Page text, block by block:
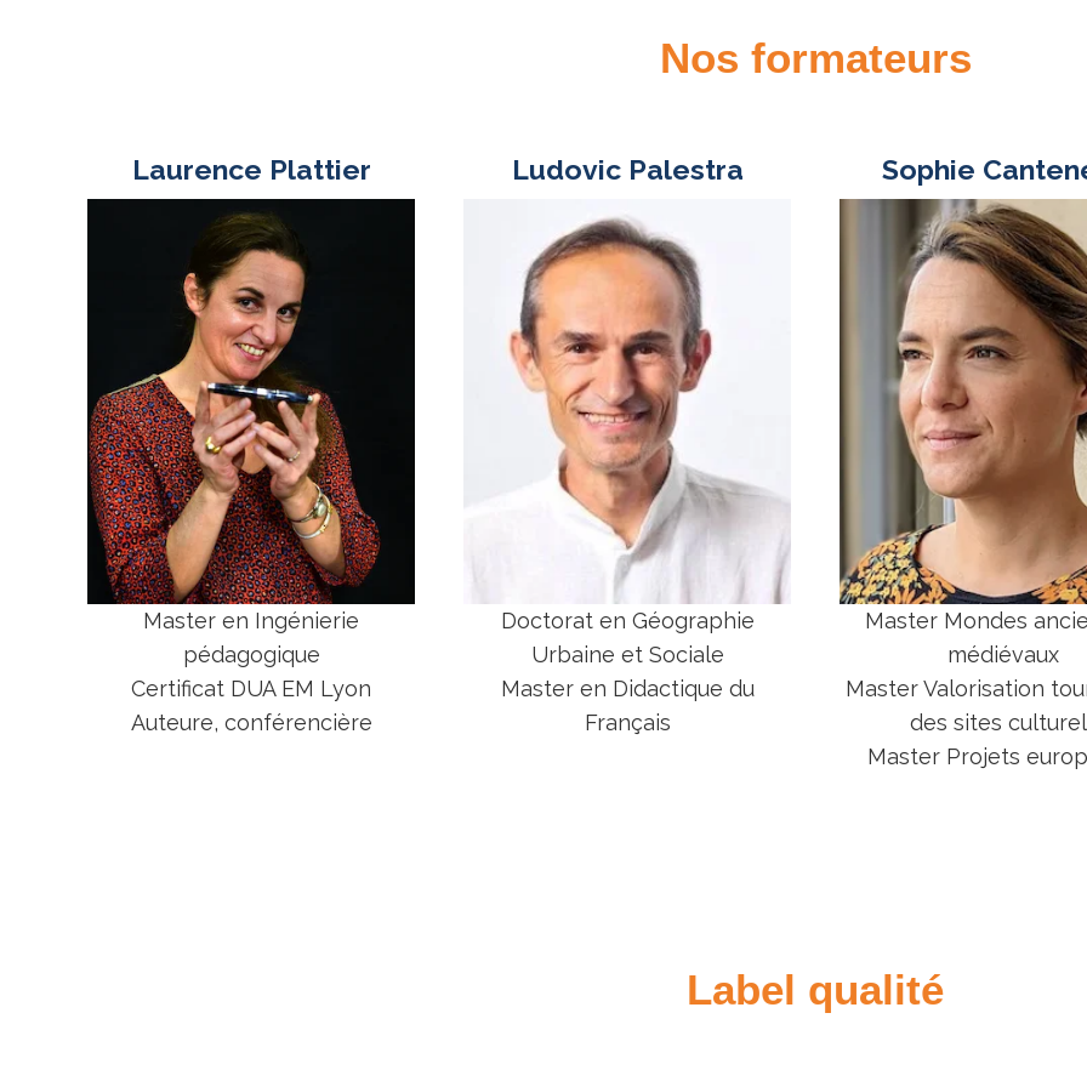
Nos formateurs
Laurence Plattier
Master en Ingénierie
pédagogique
Certificat DUA EM Lyon
Auteure, conférencière
Ludovic Palestra
Doctorat en Géographie
Urbaine et Sociale
Master en Didactique du
Français
Sophie
Master Mondes
médiévaux
Master Valorisation
des sites
Master Projets
Label qualité